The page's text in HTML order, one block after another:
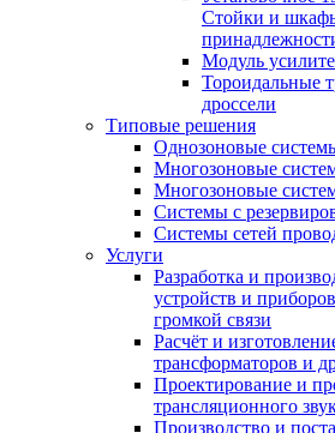
Стойки и
Модуль
Тороидальные
дроссели
Типовые решения
Однозоновые
Многозоновые
Многозоновые
Системы с
Системы сетей
Услуги
Разработка и
устройств и
громкой связи
Расчёт и
трансформаторов и
Проектирование и
трансляционного
Производство и